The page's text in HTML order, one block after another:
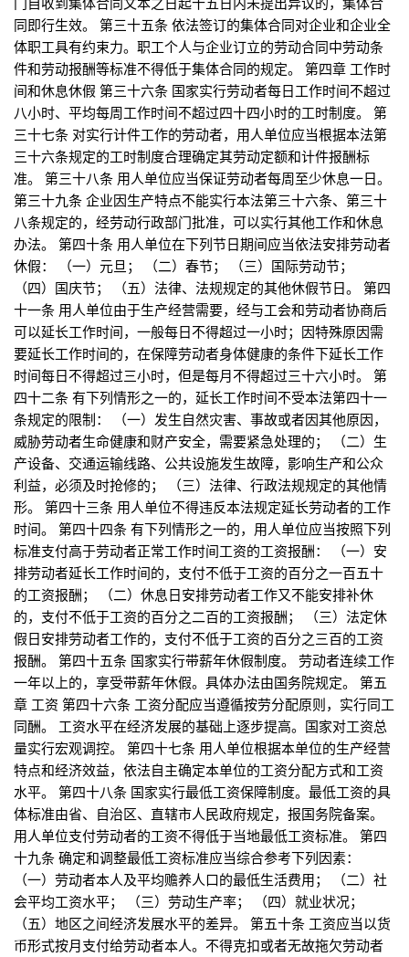
同即行生效。 第三十五条 依法签订的集体合同对企业和企业全
体职工具有约束力。职工个人与企业订立的劳动合同中劳动条
件和劳动报酬等标准不得低于集体合同的规定。 第四章 工作时
间和休息休假 第三十六条 国家实行劳动者每日工作时间不超过
八小时、平均每周工作时间不超过四十四小时的工时制度。 第
三十七条 对实行计件工作的劳动者，用人单位应当根据本法第
三十六条规定的工时制度合理确定其劳动定额和计件报酬标
准。 第三十八条 用人单位应当保证劳动者每周至少休息一日。
第三十九条 企业因生产特点不能实行本法第三十六条、第三十
八条规定的，经劳动行政部门批准，可以实行其他工作和休息
办法。 第四十条 用人单位在下列节日期间应当依法安排劳动者
休假： （一）元旦； （二）春节； （三）国际劳动节；
（四）国庆节； （五）法律、法规规定的其他休假节日。 第四
十一条 用人单位由于生产经营需要，经与工会和劳动者协商后
可以延长工作时间，一般每日不得超过一小时；因特殊原因需
要延长工作时间的，在保障劳动者身体健康的条件下延长工作
时间每日不得超过三小时，但是每月不得超过三十六小时。 第
四十二条 有下列情形之一的，延长工作时间不受本法第四十一
条规定的限制： （一）发生自然灾害、事故或者因其他原因，
威胁劳动者生命健康和财产安全，需要紧急处理的； （二）生
产设备、交通运输线路、公共设施发生故障，影响生产和公众
利益，必须及时抢修的； （三）法律、行政法规规定的其他情
形。 第四十三条 用人单位不得违反本法规定延长劳动者的工作
时间。 第四十四条 有下列情形之一的，用人单位应当按照下列
标准支付高于劳动者正常工作时间工资的工资报酬： （一）安
排劳动者延长工作时间的，支付不低于工资的百分之一百五十
的工资报酬； （二）休息日安排劳动者工作又不能安排补休
的，支付不低于工资的百分之二百的工资报酬； （三）法定休
假日安排劳动者工作的，支付不低于工资的百分之三百的工资
报酬。 第四十五条 国家实行带薪年休假制度。 劳动者连续工作
一年以上的，享受带薪年休假。具体办法由国务院规定。 第五
章 工资 第四十六条 工资分配应当遵循按劳分配原则，实行同工
同酬。 工资水平在经济发展的基础上逐步提高。国家对工资总
量实行宏观调控。 第四十七条 用人单位根据本单位的生产经营
特点和经济效益，依法自主确定本单位的工资分配方式和工资
水平。 第四十八条 国家实行最低工资保障制度。最低工资的具
体标准由省、自治区、直辖市人民政府规定，报国务院备案。
用人单位支付劳动者的工资不得低于当地最低工资标准。 第四
十九条 确定和调整最低工资标准应当综合参考下列因素：
（一）劳动者本人及平均赡养人口的最低生活费用； （二）社
会平均工资水平； （三）劳动生产率； （四）就业状况；
（五）地区之间经济发展水平的差异。 第五十条 工资应当以货
币形式按月支付给劳动者本人。不得克扣或者无故拖欠劳动者